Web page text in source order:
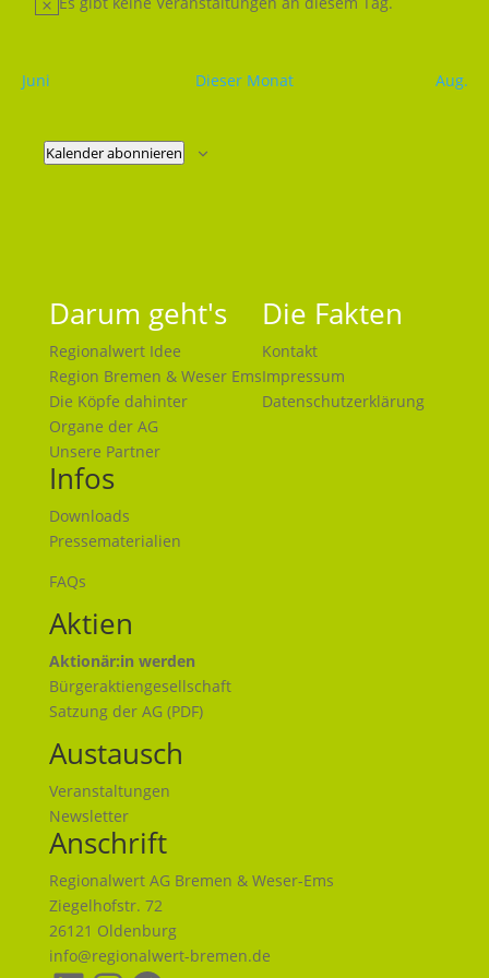
Hinweis
Juni Dieser Monat Aug.
Kalender abonnieren
Darum geht's
Regionalwert Idee
Region Bremen & Weser Ems
Die Köpfe dahinter
Organe der AG
Unsere Partner
Die Fakten
Kontakt
Impressum
Datenschutzerklärung
Infos
Downloads
Pressematerialien
FAQs
Aktien
Aktionär:in werden
Bürgeraktiengesellschaft
Satzung der AG (PDF)
Austausch
Veranstaltungen
Newsletter
Anschrift
Regionalwert AG Bremen & Weser-Ems
Ziegelhofstr. 72
26121 Oldenburg
info@regionalwert-bremen.de